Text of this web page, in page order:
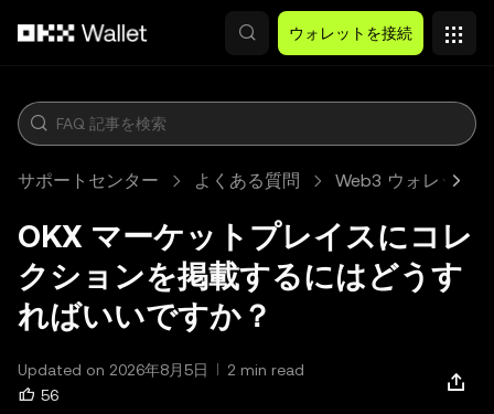
ウォレットを接続
サポートセンター よくある質問 Web3 ウォレット
OKX マーケットプレイスにコレ
クションを掲載するにはどうす
ればいいですか？
Updated on 2026年8月5日
2 min read
56